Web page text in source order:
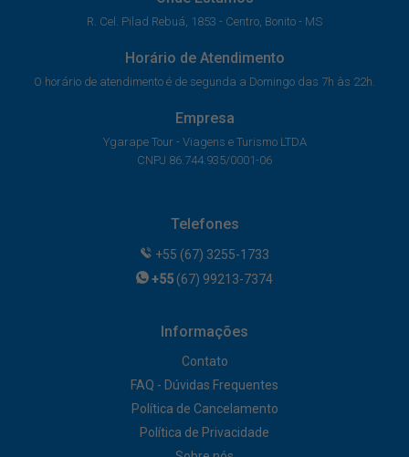
R. Cel. Pilad Rebuá, 1853 - Centro, Bonito - MS
Horário de Atendimento
O horário de atendimento é de segunda a Domingo das 7h às 22h.
Empresa
Ygarape Tour - Viagens e Turismo LTDA
CNPJ 86.744.935/0001-06
Telefones
+55 (67) 3255-1733
+55 (67) 99213-7374
Informações
Contato
FAQ - Dúvidas Frequentes
Política de Cancelamento
Política de Privacidade